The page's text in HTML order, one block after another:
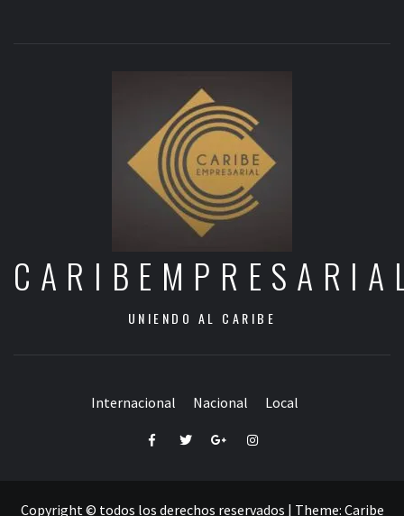
UNIENDO AL CARIBE
Internacional Nacional Local
FacebookTwitterGoogle+Instagram
Copyright © todos los derechos reservados | Theme: Caribe